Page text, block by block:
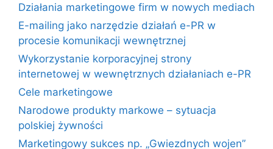
Działania marketingowe firm w nowych mediach
E-mailing jako narzędzie działań e-PR w
procesie komunikacji wewnętrznej
Wykorzystanie korporacyjnej strony
internetowej w wewnętrznych działaniach e-PR
Cele marketingowe
Narodowe produkty markowe – sytuacja
polskiej żywności
Marketingowy sukces np. „Gwiezdnych wojen”